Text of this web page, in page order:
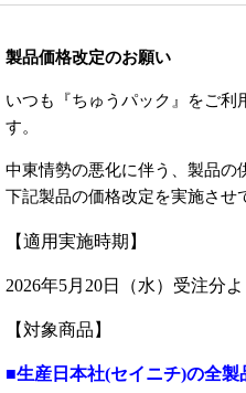
製品価格改定のお願い
いつも『ちゅうパック』をご利
す。
中東情勢の悪化に伴う、製品の
下記製品の価格改定を実施させ
【適用実施時期】
2026年5月20日（水）受注分よ
【対象商品】
■生産日本社(セイニチ)の全製